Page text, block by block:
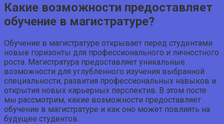
Какие возможности предоставляет
обучение в магистратуре?
Обучение в магистратуре открывает перед студентами
новые горизонты для профессионального и личностного
роста. Магистратура предоставляет уникальные
возможности для углубленного изучения выбранной
специальности, развития профессиональных навыков и
открытия новых карьерных перспектив. В этом посте
мы рассмотрим, какие возможности предоставляет
обучение в магистратуре и как оно может повлиять на
будущее студентов.